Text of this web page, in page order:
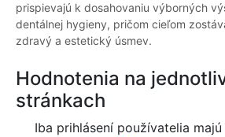
prispievajú k dosahovaniu výborných
dentálnej hygieny, pričom cieľom
zdravý a estetický úsmev.
Hodnotenia na
stránkach
Iba prihlásení používatelia